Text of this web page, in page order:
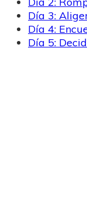
Día 3:
Día 4:
Día 5: